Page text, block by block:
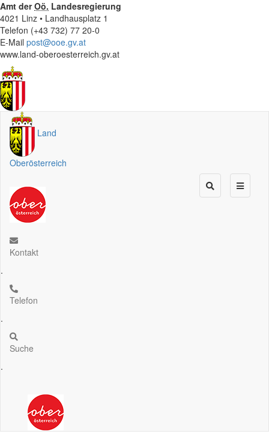
Amt derOö. Landesregierung
4021 Linz • Landhausplatz 1
Telefon (+43 732) 77 20-0
E-Mail post@ooe.gv.at
www.land-oberoesterreich.gv.at
Land
Oberösterreich
Kontakt
.
Telefon
.
Suche
.